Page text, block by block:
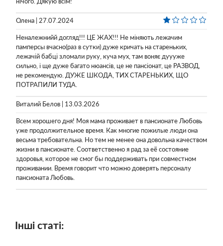
Олена | 27.07.2024
Неналежнийй догляд!!! ЦЕ ЖАХ!!! Не міняють лежачим
памперсы вчасно(раз в сутки) дуже кричать на стареньких,
лежачій бабці зломали руку, куча мух, там воняє дуууже
сильно, і ще дуже багато нюансів, це не пансіонат, це РАЗВОД,
не рекомендую. ДУЖЕ ШКОДА, ТИХ СТАРЕНЬКИХ, ЩО
ПОТРАПИЛИ ТУДА.
Виталий Белов | 13.03.2026
Всем хорошего дня! Моя мама проживает в пансионате Любовь
уже продолжительное время. Как многие пожилые люди она
весьма требовательна. Но тем не менее она довольна качеством
жизни в пансионате. Соответственно я рад за её состояние
здоровья, которое не смог бы поддерживать при совместном
проживании. Время говорит что можно доверять персоналу
пансионата Любовь.
Інші статі: